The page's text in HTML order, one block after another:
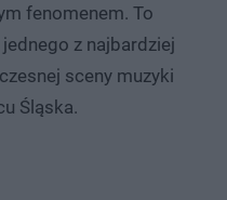
fenomenem. To
z najbardziej
sceny muzyki
Śląska.